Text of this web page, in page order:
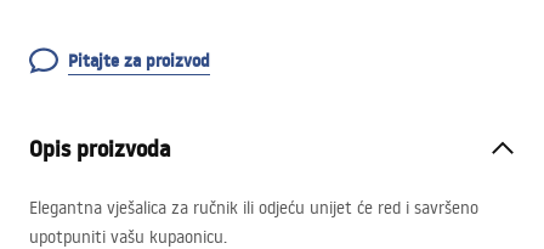
Pitajte za proizvod
Opis proizvoda
Elegantna vješalica za ručnik ili odjeću unijet će red i savršeno
upotpuniti vašu kupaonicu.